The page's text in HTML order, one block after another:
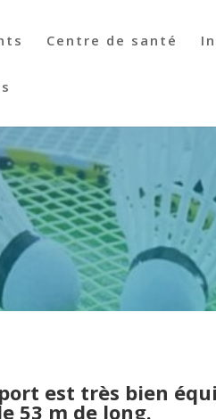
Centre de santé
est très bien
53 m de long.